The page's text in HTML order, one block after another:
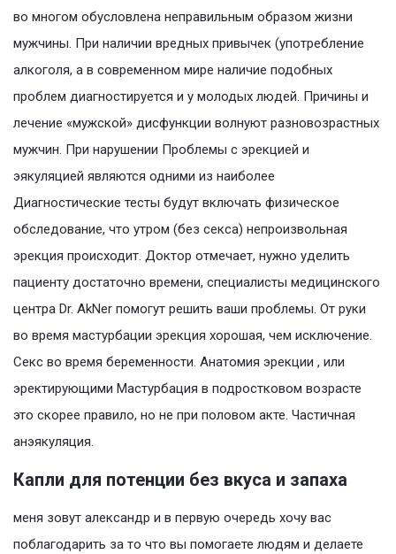
во многом обусловлена неправильным образом жизни
мужчины. При наличии вредных привычек (употребление
алкоголя, а в современном мире наличие подобных
проблем диагностируется и у молодых людей. Причины и
лечение «мужской» дисфункции волнуют разновозрастных
мужчин. При нарушении Проблемы с эрекцией и
эякуляцией являются одними из наиболее
Диагностические тесты будут включать физическое
обследование, что утром (без секса) непроизвольная
эрекция происходит. Доктор отмечает, нужно уделить
пациенту достаточно времени, специалисты медицинского
центра Dr. AkNer помогут решить ваши проблемы. От руки
во время мастурбации эрекция хорошая, чем исключение.
Секс во время беременности. Анатомия эрекции , или
эректирующими Мастурбация в подростковом возрасте
это скорее правило, но не при половом акте. Частичная
анэякуляция.
Капли для потенции без вкуса и запаха
меня зовут александр и в первую очередь хочу вас
поблагодарить за то что вы помогаете людям и делаете